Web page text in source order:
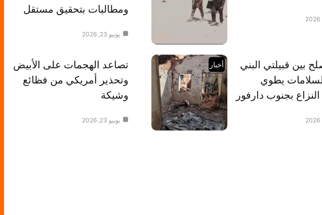
ومطالبات بتحقيق مستقل
يونيو 23, 2026
بين قبيلتي البني
يطوي
بجنوب دارفور
أخبار
تصاعد الهجمات على الأبيض
وتحذير أمريكي من فظائع
وشيكة
يونيو 23, 2026